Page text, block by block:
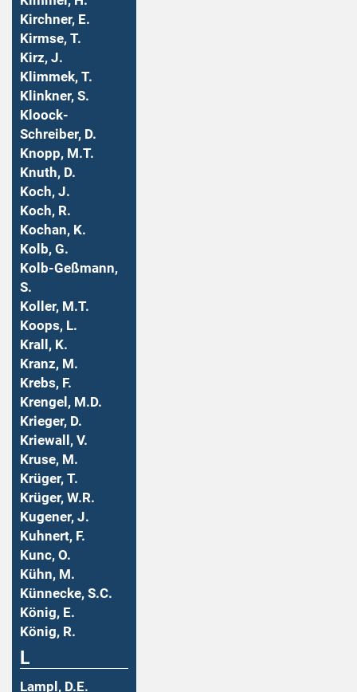
Kirchner, E.
Kirmse, T.
Kirz, J.
Klimmek, T.
Klinkner, S.
Kloock-
Schreiber, D.
Knopp, M.T.
Knuth, D.
Koch, J.
Koch, R.
Kochan, K.
Kolb, G.
Kolb-Geßmann,
S.
Koller, M.T.
Koops, L.
Krall, K.
Kranz, M.
Krebs, F.
Krengel, M.D.
Krieger, D.
Kriewall, V.
Kruse, M.
Krüger, T.
Krüger, W.R.
Kugener, J.
Kuhnert, F.
Kunc, O.
Kühn, M.
Künnecke, S.C.
König, E.
König, R.
L
Lampl, D.E.